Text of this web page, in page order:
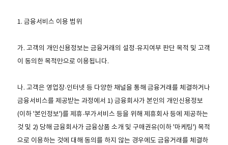
1. 금융서비스 이용 범위
가. 고객의 개인신용정보는 금융거래의 설정·유지여부 판단 목적 및 고객
이 동의한 목적만으로 이용됩니다.
나. 고객은 영업장·인터넷 등 다양한 채널을 통해 금융거래를 체결하거나
금융서비스를 제공받는 과정에서 1) 금융회사가 본인의 개인신용정보
(이하 '본인정보')를 제휴·부가서비스 등을 위해 제휴회사 등에 제공하는
것 및 2) 당해 금융회사가 금융상품 소개 및 구매권유(이하 '마케팅') 목적
으로 이용하는 것에 대해 동의를 하지 않는 경우에도 금융거래를 체결하